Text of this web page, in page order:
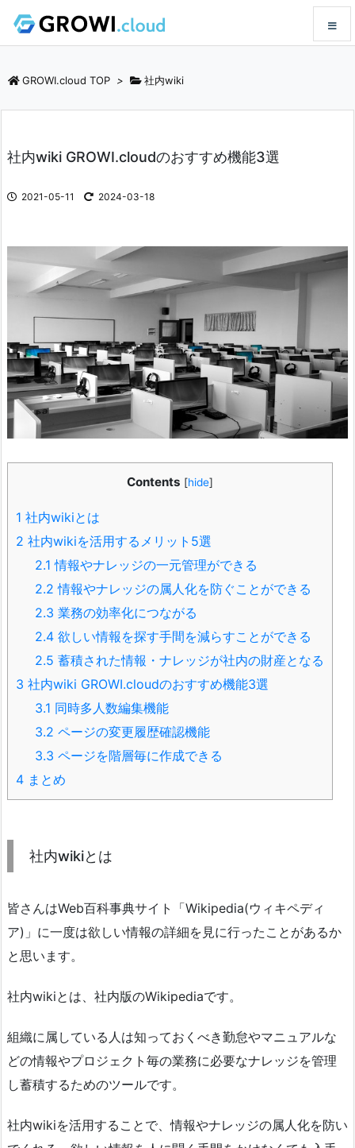
検索
GROWI.cloud TOP > 社内wiki
社内wiki GROWI.cloudのおすすめ機能3選
2021-05-11 2024-03-18
Contents [hide]
1 社内wikiとは
2 社内wikiを活用するメリット5選
2.1 情報やナレッジの一元管理ができる
2.2 情報やナレッジの属人化を防ぐことができる
2.3 業務の効率化につながる
2.4 欲しい情報を探す手間を減らすことができる
2.5 蓄積された情報・ナレッジが社内の財産となる
3 社内wiki GROWI.cloudのおすすめ機能3選
3.1 同時多人数編集機能
3.2 ページの変更履歴確認機能
3.3 ページを階層毎に作成できる
4 まとめ
社内wikiとは
皆さんはWeb百科事典サイト「Wikipedia(ウィキペディ
ア)」に一度は欲しい情報の詳細を見に行ったことがあるか
と思います。
社内wikiとは、社内版のWikipediaです。
組織に属している人は知っておくべき勤怠やマニュアルな
どの情報やプロジェクト毎の業務に必要なナレッジを管理
し蓄積するためのツールです。
社内wikiを活用することで、情報やナレッジの属人化を防い